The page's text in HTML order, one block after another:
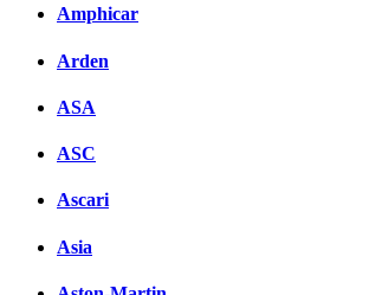
Amphicar
Arden
ASA
ASC
Ascari
Asia